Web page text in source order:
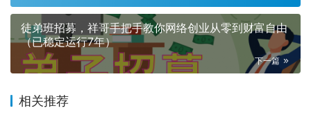
徒弟班招募，祥哥手把手教你网络创业从零到财富自由
（已稳定运行7年）
下一篇
相关推荐